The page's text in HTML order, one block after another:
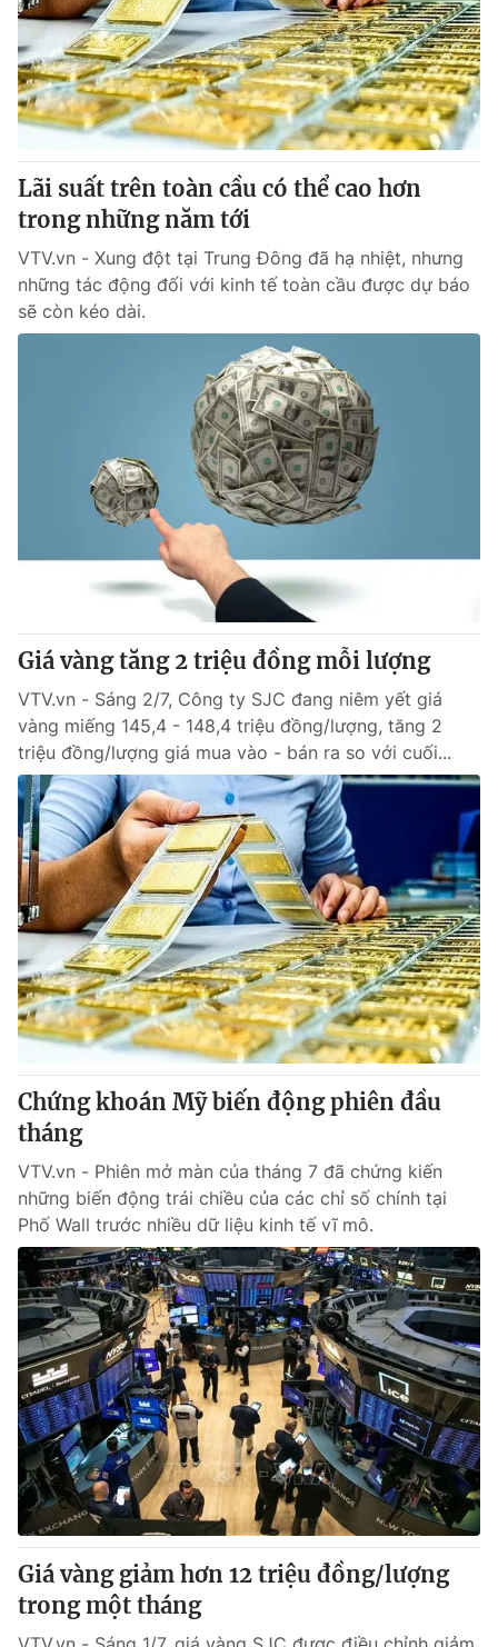
Theo dõi báo trên
Cơ quan chủ quản:Đài Truyền hình Việt Nam
Cơ quan báo chí:Thời báo VTV
Giấy phép hoạt động báo in và báo điện tử số 483/GP-BTTTT
cấp ngày 29/12/2023
Tổng Biên tập:Vũ Thanh Thủy
Phó Tổng Biên tập:Nguyễn Thị Mỹ Hạnh, Phạm Quốc Thắng,
Nguyễn Trọng Ninh
Tổng đài VTV:024.38 355 931 - 024.38 355 932
Ðiện thoại Thời báo VTV:024.66 897 897
024-7300.7108
® Cấm sao chép dưới mọi hình thức nếu không có sự chấp
thuận bằng văn bản. Ghi rõ nguồn VTV.vn khi phát hành lại
thông tin từ website này.
Lãi suất trên toàn cầu có thể cao hơn
trong những năm tới
VTV.vn - Xung đột tại Trung Đông đã hạ nhiệt, nhưng
những tác động đối với kinh tế toàn cầu được dự báo
sẽ còn kéo dài.
Giá vàng tăng 2 triệu đồng mỗi lượng
VTV.vn - Sáng 2/7, Công ty SJC đang niêm yết giá
vàng miếng 145,4 - 148,4 triệu đồng/lượng, tăng 2
triệu đồng/lượng giá mua vào - bán ra so với cuối...
Chứng khoán Mỹ biến động phiên đầu
tháng
VTV.vn - Phiên mở màn của tháng 7 đã chứng kiến
những biến động trái chiều của các chỉ số chính tại
Phố Wall trước nhiều dữ liệu kinh tế vĩ mô.
Giá vàng giảm hơn 12 triệu đồng/lượng
trong một tháng